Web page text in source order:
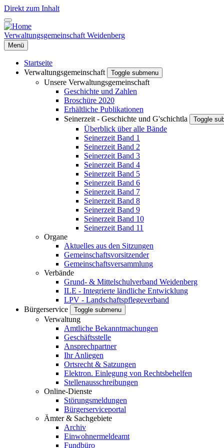
Direkt zum Inhalt
Verwaltungsgemeinschaft Weidenberg
Menü
Startseite
Verwaltungsgemeinschaft
Toggle submenu
Unsere Verwaltungsgemeinschaft
Geschichte und Zahlen
Broschüre 2020
Erhältliche Publikationen
Seinerzeit - Geschichte und G'schichtla
Toggle
Überblick über alle Bände
Seinerzeit Band 1
Seinerzeit Band 2
Seinerzeit Band 3
Seinerzeit Band 4
Seinerzeit Band 5
Seinerzeit Band 6
Seinerzeit Band 7
Seinerzeit Band 8
Seinerzeit Band 9
Seinerzeit Band 10
Seinerzeit Band 11
Organe
Aktuelles aus den Sitzungen
Gemeinschaftsvorsitzender
Gemeinschaftsversammlung
Verbände
Grund- & Mittelschulverband Weidenberg
ILE - Integrierte ländliche Entwicklung
LPV - Landschaftspflegeverband
Bürgerservice
Toggle submenu
Verwaltung
Amtliche Bekanntmachungen
Geschäftsstelle
Ansprechpartner
Ihr Anliegen
Ortsrecht & Satzungen
Elektron. Einlegung von Rechtsbehelfen
Stellenausschreibungen
Online-Dienste
Störungsmeldungen
Bürgerserviceportal
Ämter & Sachgebiete
Archiv
Einwohnermeldeamt
Fundbüro